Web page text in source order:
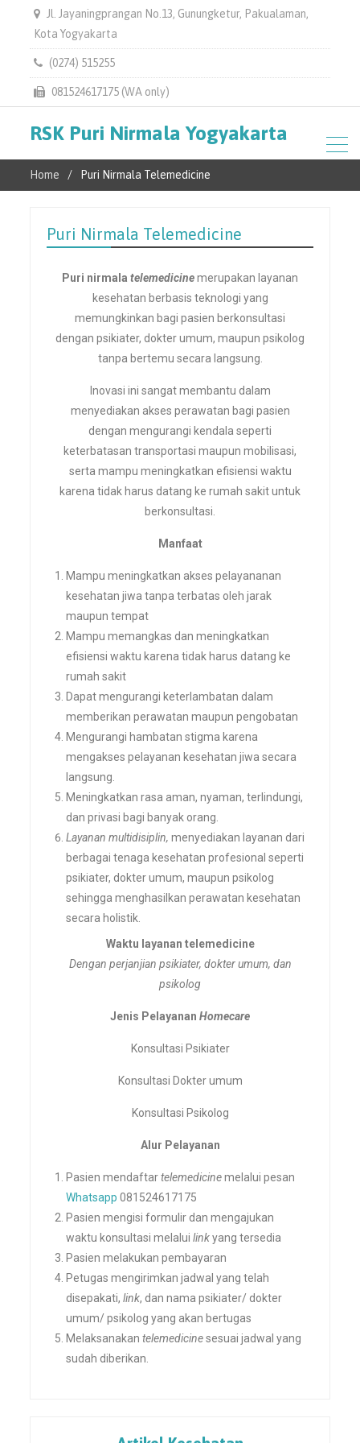
Jl. Jayaningprangan No.13, Gunungketur, Pakualaman,
Kota Yogyakarta
(0274) 515255
081524617175 (WA only)
RSK Puri Nirmala Yogyakarta
Home Puri Nirmala Telemedicine
Puri Nirmala Telemedicine
Puri nirmala telemedicinemerupakan layanan
kesehatan berbasis teknologi yang
memungkinkan bagi pasien berkonsultasi
dengan psikiater, dokter umum, maupun psikolog
tanpa bertemu secara langsung.
Inovasi ini sangat membantu dalam
menyediakan akses perawatan bagi pasien
dengan mengurangi kendala seperti
keterbatasan transportasi maupun mobilisasi,
serta mampu meningkatkan efisiensi waktu
karena tidak harus datang ke rumah sakit untuk
berkonsultasi.
Manfaat
Mampu meningkatkan akses pelayananan
kesehatan jiwa tanpa terbatas oleh jarak
maupun tempat
Mampu memangkas dan meningkatkan
efisiensi waktu karena tidak harus datang ke
rumah sakit
Dapat mengurangi keterlambatan dalam
memberikan perawatan maupun pengobatan
Mengurangi hambatan stigma karena
mengakses pelayanan kesehatan jiwa secara
langsung.
Meningkatkan rasa aman, nyaman, terlindungi,
dan privasi bagi banyak orang.
Layanan multidisiplin,menyediakan layanan dari
berbagai tenaga kesehatan profesional seperti
psikiater, dokter umum, maupun psikolog
sehingga menghasilkan perawatan kesehatan
secara holistik.
Waktu layanan telemedicine
Dengan perjanjian psikiater, dokter umum, dan
psikolog
Jenis Pelayanan Homecare
Konsultasi Psikiater
Konsultasi Dokter umum
Konsultasi Psikolog
Alur Pelayanan
Pasien mendaftartelemedicinemelalui pesan
Whatsapp 081524617175
Pasien mengisi formulir dan mengajukan
waktu konsultasi melaluilinkyang tersedia
Pasien melakukan pembayaran
Petugas mengirimkan jadwal yang telah
disepakati,link, dan nama psikiater/ dokter
umum/ psikolog yang akan bertugas
Melaksanakantelemedicinesesuai jadwal yang
sudah diberikan.